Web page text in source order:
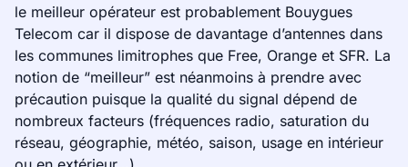
le meilleur opérateur est probablement Bouygues
Telecom car il dispose de davantage d’antennes dans
les communes limitrophes que Free, Orange et SFR. La
notion de “meilleur” est néanmoins à prendre avec
précaution puisque la qualité du signal dépend de
nombreux facteurs (fréquences radio, saturation du
réseau, géographie, météo, saison, usage en intérieur